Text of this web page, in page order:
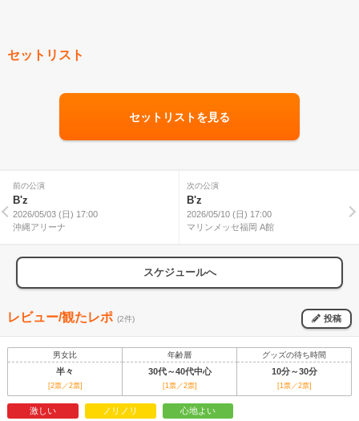
セットリスト
セットリストを見る
前の公演
B'z
2026/05/03 (日) 17:00
沖縄アリーナ
次の公演
B'z
2026/05/10 (日) 17:00
マリンメッセ福岡 A館
スケジュールへ
レビュー/観たレポ (2件) 投稿
男女比 年齢層 グッズの待ち時間
半々 30代～40代中心 10分～30分
[2票／2票] [1票／2票] [1票／2票]
激しい ノリノリ 心地よい